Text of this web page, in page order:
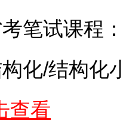
笔试课程
化/结构化
查看